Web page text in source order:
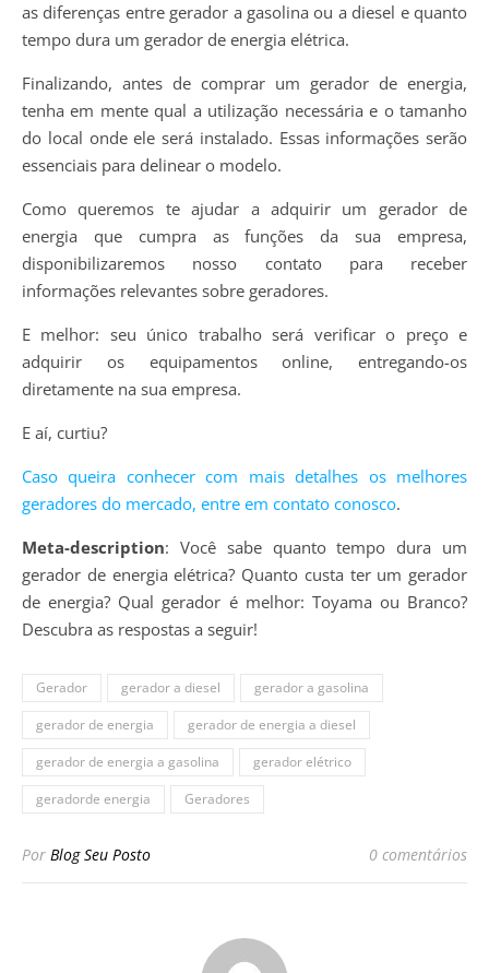
as diferenças entre gerador a gasolina ou a diesel e quanto
tempo dura um gerador de energia elétrica.
Finalizando, antes de comprar um gerador de energia,
tenha em mente qual a utilização necessária e o tamanho
do local onde ele será instalado. Essas informações serão
essenciais para delinear o modelo.
Como queremos te ajudar a adquirir um gerador de
energia que cumpra as funções da sua empresa,
disponibilizaremos nosso contato para receber
informações relevantes sobre geradores.
E melhor: seu único trabalho será verificar o preço e
adquirir os equipamentos online, entregando-os
diretamente na sua empresa.
E aí, curtiu?
Caso queira conhecer com mais detalhes os melhores
geradores do mercado, entre em contato conosco.
Meta-description: Você sabe quanto tempo dura um
gerador de energia elétrica? Quanto custa ter um gerador
de energia? Qual gerador é melhor: Toyama ou Branco?
Descubra as respostas a seguir!
Gerador gerador a diesel
gerador a gasolina
gerador de energia
gerador de energia a diesel
gerador de energia a gasolina
gerador elétrico
geradorde energia
Geradores
Por Blog Seu Posto 0 comentários